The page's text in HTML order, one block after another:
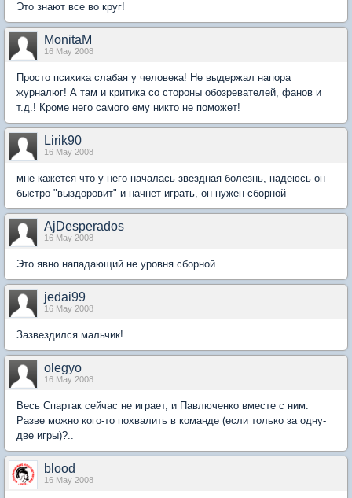
Это знают все во круг!
MonitaM
16 May 2008
Просто психика слабая у человека! Не выдержал напора
журналюг! А там и критика со стороны обозревателей, фанов и
т.д.! Кроме него самого ему никто не поможет!
Lirik90
16 May 2008
мне кажется что у него началась звездная болезнь, надеюсь он
быстро "выздоровит" и начнет играть, он нужен сборной
AjDesperados
16 May 2008
Это явно нападающий не уровня сборной.
jedai99
16 May 2008
Зазвездился мальчик!
olegyo
16 May 2008
Весь Спартак сейчас не играет, и Павлюченко вместе с ним.
Разве можно кого-то похвалить в команде (если только за одну-
две игры)?..
blood
16 May 2008